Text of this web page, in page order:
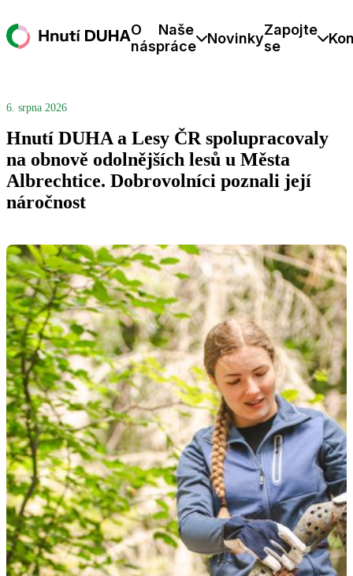
O
nás
Naše
práce
NovinkyZapojte
se
6. srpna 2026
Hnutí DUHA a Lesy ČR spolupracovaly
na obnově odolnějších lesů u Města
Albrechtice. Dobrovolníci poznali její
náročnost